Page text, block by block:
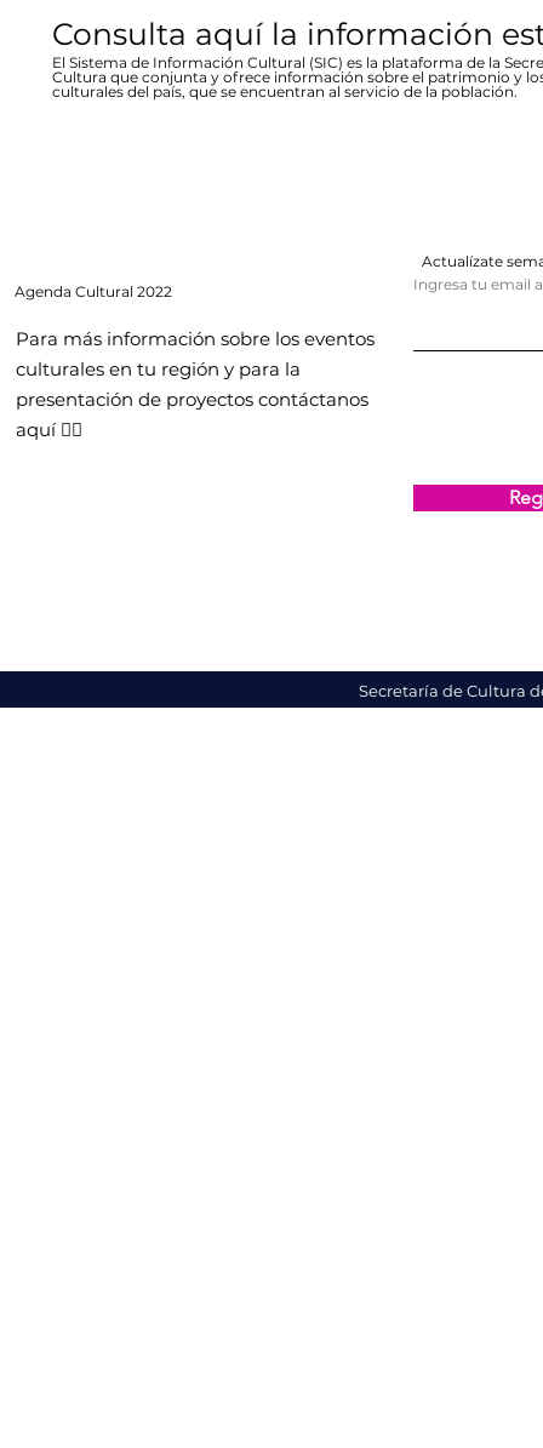
Consulta aquí la información
El Sistema de Información Cultural (SIC) es la plataforma de la
Cultura que conjunta y ofrece información sobre el patrimonio y
culturales del país, que se encuentran al servicio de la población.
Agenda Cultural 2022
Para más información sobre los eventos
culturales en tu región y para la
presentación de proyectos contáctanos
aquí 👇🏻
Actualízate
Ingresa tu email
Secretaría de Cultura